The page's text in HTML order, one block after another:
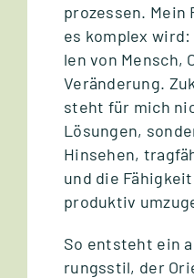
pro­zes­sen. Mein
es kom­plex
len von Mensch,
Ver­än­de­rung.
steht für mich
Lösun­gen,
Hin­se­hen,
und die
pro­duk­tiv
So ent­steht ein
rungs­stil, der